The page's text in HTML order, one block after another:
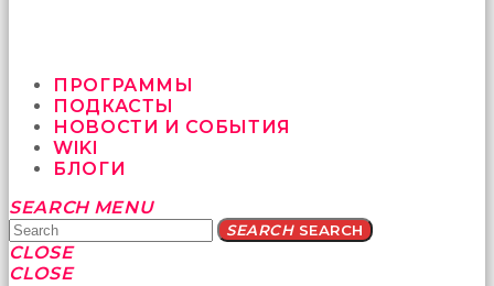
ПРОГРАММЫ
ПОДКАСТЫ
НОВОСТИ И СОБЫТИЯ
WIKI
БЛОГИ
Yatağa
bile
geçmeye
fırsat
SEARCH MENU
SEARCHSEARCH
CLOSE
CLOSE